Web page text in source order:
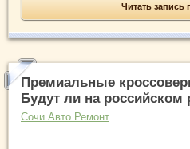
Читать запись
Премиальные
Будут ли на российском
Сочи Авто Ремонт